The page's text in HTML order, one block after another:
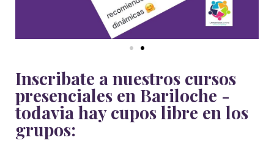
Inscribate a nuestros cursos
presenciales en Bariloche -
todavia hay cupos libre en los
grupos: